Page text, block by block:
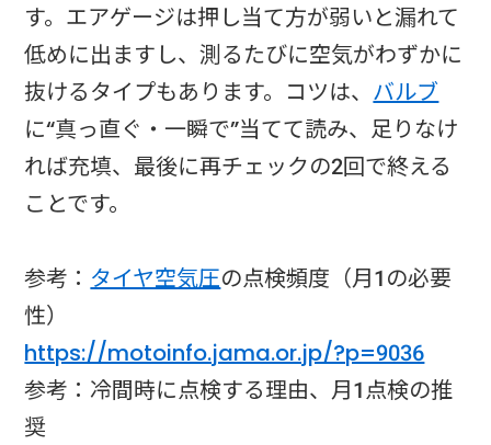
す。エアゲージは押し当て方が弱いと漏れて
低めに出ますし、測るたびに空気がわずかに
抜けるタイプもあります。コツは、 バルブ
に“真っ直ぐ・一瞬で”当てて読み、足りなけ
れば充填、最後に再チェックの2回で終える
ことです。
参考： タイヤ空気圧の点検頻度（月1の必要
性）
https://motoinfo.jama.or.jp/?p=9036
参考：冷間時に点検する理由、月1点検の推
奨